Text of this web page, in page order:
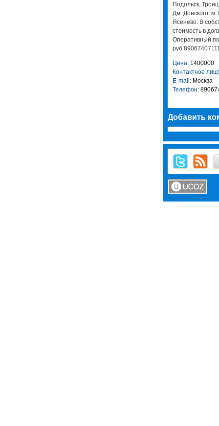
Подольск,
Дм. Донского,
Ясенево. В
стоимость в
Оперативный
Цена:1400000
Контактное
E-mail:Москва
Телефон:
Добавить